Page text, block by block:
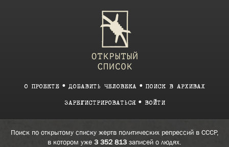
О ПРОЕКТЕ ДОБАВИТЬ ЧЕЛОВЕКА ПОИСК В АРХИВАХ
ЗАРЕГИСТРИРОВАТЬСЯ ВОЙТИ
Поиск по открытому списку жертв политических репрессий в СССР,
в котором уже 3 352 813 записей о людях.